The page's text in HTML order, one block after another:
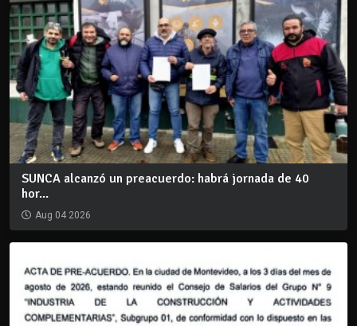
SUNCA alcanzó un preacuerdo: habrá jornada de 40
hor...
Aug 04 2026